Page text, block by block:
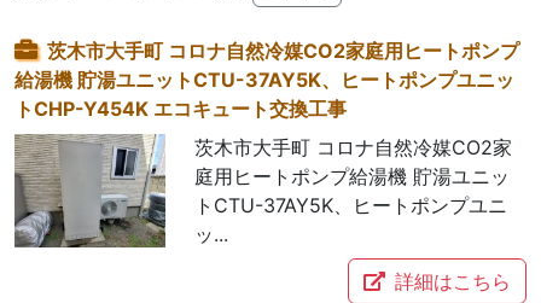
茨木市大手町 コロナ自然冷媒CO2家庭用ヒートポンプ
給湯機 貯湯ユニットCTU-37AY5K、ヒートポンプユニッ
トCHP-Y454K エコキュート交換工事
茨木市大手町 コロナ自然冷媒CO2家
庭用ヒートポンプ給湯機 貯湯ユニッ
トCTU-37AY5K、ヒートポンプユニ
ッ...
詳細はこちら